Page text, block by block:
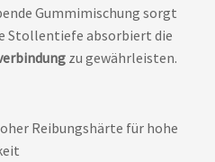
Gummimischung sorgt
Stollentiefe absorbiert die
zu gewährleisten.
Reibungshärte für hohe